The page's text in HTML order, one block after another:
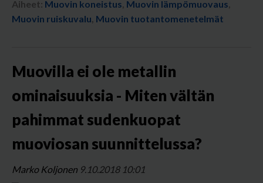
Aiheet: Muovin koneistus, Muovin lämpömuovaus,
Muovin ruiskuvalu, Muovin tuotantomenetelmät
Muovilla ei ole metallin
ominaisuuksia - Miten vältän
pahimmat sudenkuopat
muoviosan suunnittelussa?
Marko Koljonen 9.10.2018 10:01